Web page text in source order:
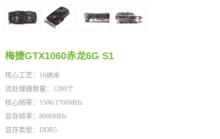
梅捷GTX1060赤龙6G S1
核心工艺：16纳米
流处理器数量：1280个
核心频率：1506/1708MHz
显存频率：8000MHz
显存类型：DDR5